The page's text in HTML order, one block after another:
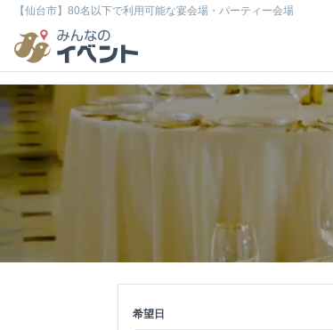
【仙台市】80名以下で利用可能な宴会場・パーティー会場
希望日